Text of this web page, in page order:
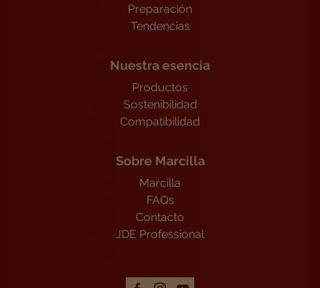
Preparación
Tendencias
Nuestra esencia
Productos
Sostenibilidad
Compatibilidad
Sobre Marcilla
Marcilla
FAQs
Contacto
JDE Professional